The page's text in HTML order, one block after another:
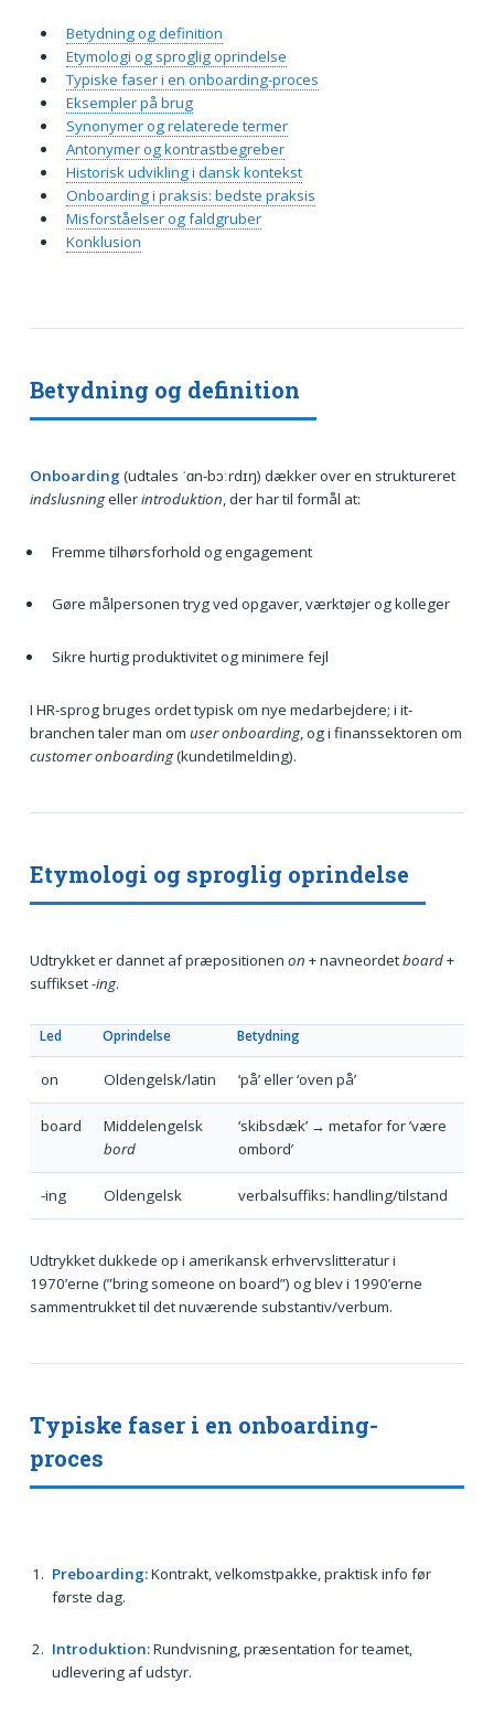
Betydning og definition
Onboarding (udtales ˈɑn-bɔːrdɪŋ) dækker over en struktureret
indslusningellerintroduktion, der har til formål at:
Fremme tilhørsforhold og engagement
Gøre målpersonen tryg ved opgaver, værktøjer og kolleger
Sikre hurtig produktivitet og minimere fejl
I HR-sprog bruges ordet typisk om nye medarbejdere; i it-
branchen taler man om user onboarding, og i finanssektoren om
customer onboarding(kundetilmelding).
Etymologi og sproglig oprindelse
Udtrykket er dannet af præpositionen on + navneordetboard+
suffikset-ing.
Led Oprindelse Betydning
on Oldengelsk/latin ‘på’ eller ‘oven på’
board
Middelengelsk
bord
‘skibsdæk’ → metafor for ’være
ombord’
-ing Oldengelsk verbalsuffiks: handling/tilstand
Udtrykket dukkede op i amerikansk erhvervslitteratur i
1970’erne (”bring someone on board”) og blev i 1990’erne
sammentrukket til det nuværende substantiv/verbum.
Typiske faser i en onboarding-
proces
Preboarding:Kontrakt, velkomstpakke, praktisk info før
første dag.
Introduktion:Rundvisning, præsentation for teamet,
udlevering af udstyr.
Betydning og definition
Etymologi og sproglig oprindelse
Typiske faser i en onboarding-proces
Eksempler på brug
Synonymer og relaterede termer
Antonymer og kontrastbegreber
Historisk udvikling i dansk kontekst
Onboarding i praksis: bedste praksis
Misforståelser og faldgruber
Konklusion